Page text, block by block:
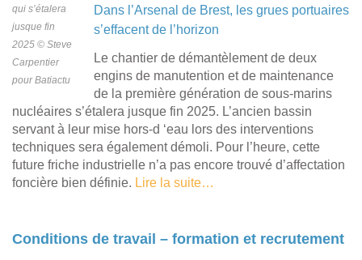
qui s’étalera
jusque fin
2025 © Steve
Carpentier
pour Batiactu
Dans l’Arsenal de Brest, les grues portuaires
s’effacent de l’horizon
Le chantier de démantèlement de deux
engins de manutention et de maintenance
de la première génération de sous-marins
nucléaires s’étalera jusque fin 2025. L’ancien bassin
servant à leur mise hors-d ‘eau lors des interventions
techniques sera également démoli. Pour l’heure, cette
future friche industrielle n’a pas encore trouvé d’affectation
foncière bien définie. Lire la suite…
Conditions de travail – formation et recrutement